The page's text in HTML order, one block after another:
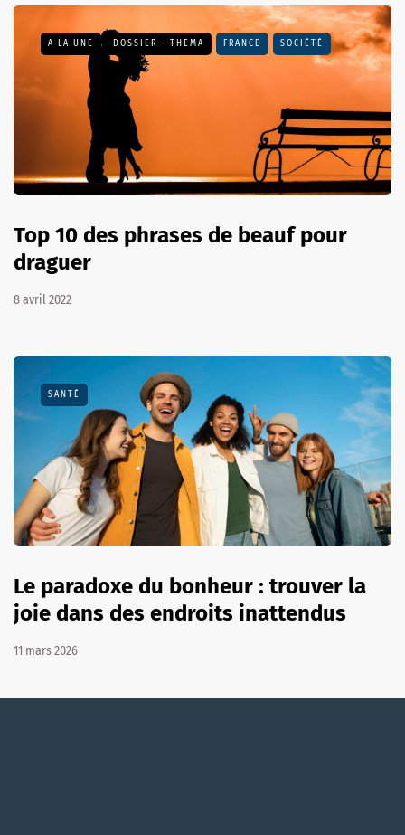
A LA UNE DOSSIER - THEMA FRANCE SOCIÉTÉ
Top 10 des phrases de beauf pour
draguer
8 avril 2022
SANTÉ
Le paradoxe du bonheur : trouver la
joie dans des endroits inattendus
11 mars 2026